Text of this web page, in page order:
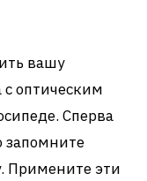
вашу
с оптическим
Сперва
запомните
Примените эти